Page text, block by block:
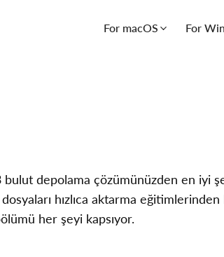
For macOS For
depolama çözümünüzden en iyi
hızlıca aktarma eğitimlerinden
her şeyi kapsıyor.